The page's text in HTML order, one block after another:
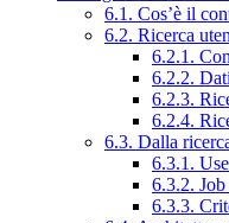
6.1. Cos’è il
6.2. Ricerca
6.2.1.
6.2.2.
6.2.3.
6.2.4.
6.3. Dalla
6.3.1.
6.3.2.
6.3.3.